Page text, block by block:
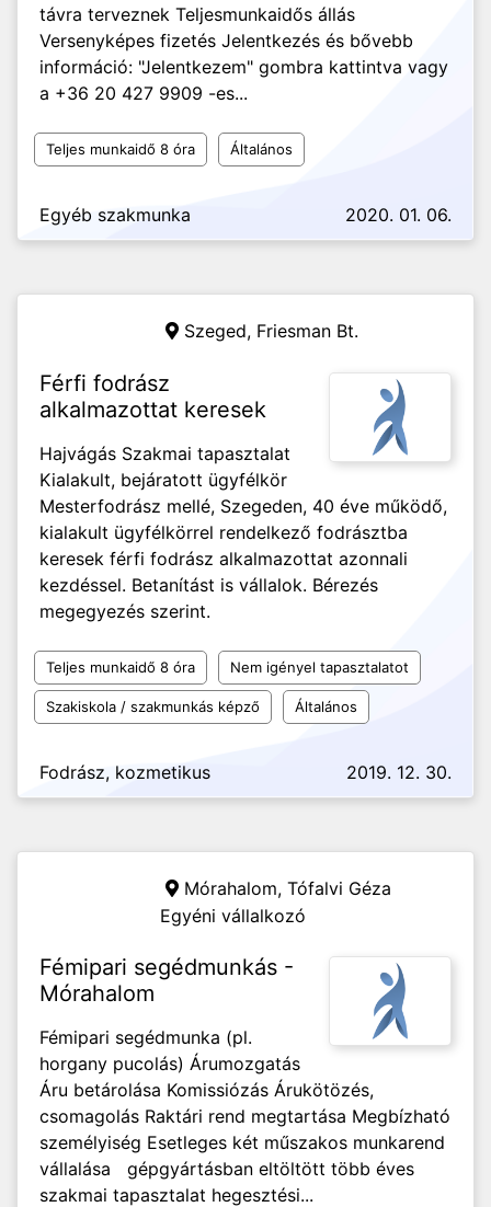
távra terveznek Teljesmunkaidős állás
Versenyképes fizetés Jelentkezés és bővebb
információ: "Jelentkezem" gombra kattintva vagy
a +36 20 427 9909 -es...
Teljes munkaidő 8 óra Általános
Egyéb szakmunka 2020. 01. 06.
Szeged, Friesman Bt.
Férfi fodrász
alkalmazottat keresek
Hajvágás Szakmai tapasztalat
Kialakult, bejáratott ügyfélkör
Mesterfodrász mellé, Szegeden, 40 éve működő,
kialakult ügyfélkörrel rendelkező fodrásztba
keresek férfi fodrász alkalmazottat azonnali
kezdéssel. Betanítást is vállalok. Bérezés
megegyezés szerint.
Teljes munkaidő 8 óra Nem igényel tapasztalatot
Szakiskola / szakmunkás képző Általános
Fodrász, kozmetikus 2019. 12. 30.
Mórahalom, Tófalvi Géza
Egyéni vállalkozó
Fémipari segédmunkás -
Mórahalom
Fémipari segédmunka (pl.
horgany pucolás) Árumozgatás
Áru betárolása Komissiózás Árukötözés,
csomagolás Raktári rend megtartása Megbízható
személyiség Esetleges két műszakos munkarend
vállalása gépgyártásban eltöltött több éves
szakmai tapasztalat hegesztési...